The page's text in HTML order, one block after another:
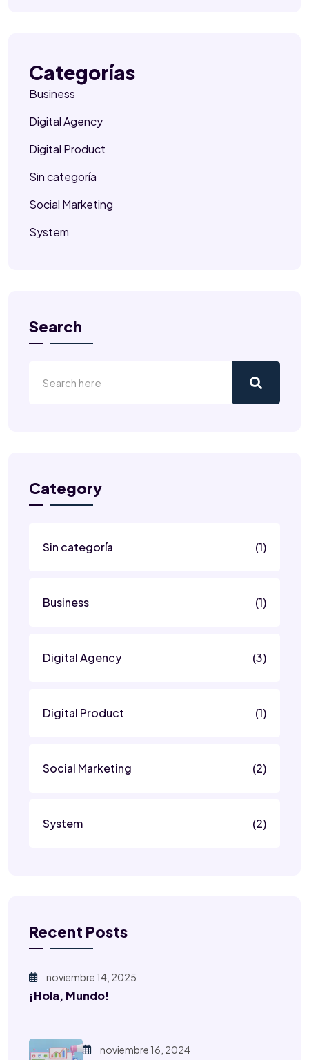
Categorías
Business
Digital Agency
Digital Product
Sin categoría
Social Marketing
System
Search
Category
Sin categoría (1)
Business (1)
Digital Agency (3)
Digital Product (1)
Social Marketing (2)
System (2)
Recent Posts
noviembre 14, 2025
¡Hola, Mundo!
noviembre 16, 2024